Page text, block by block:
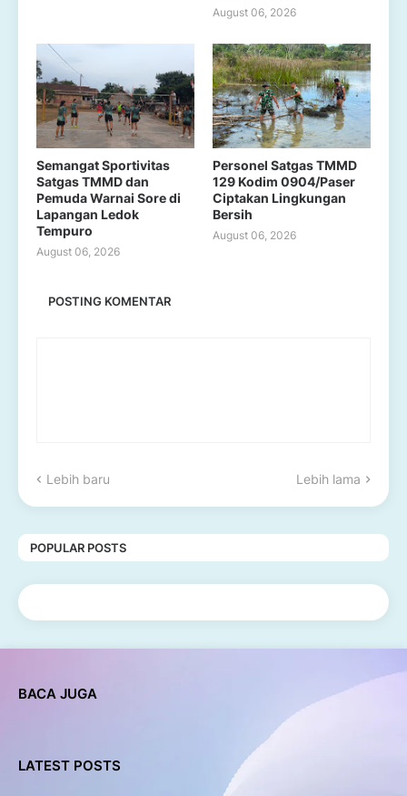
August 06, 2026
Semangat Sportivitas
Satgas TMMD dan
Pemuda Warnai Sore di
Lapangan Ledok
Tempuro
August 06, 2026
Personel Satgas TMMD
129 Kodim 0904/Paser
Ciptakan Lingkungan
Bersih
August 06, 2026
POSTING KOMENTAR
Lebih baru Lebih lama
POPULAR POSTS
BACA JUGA
LATEST POSTS